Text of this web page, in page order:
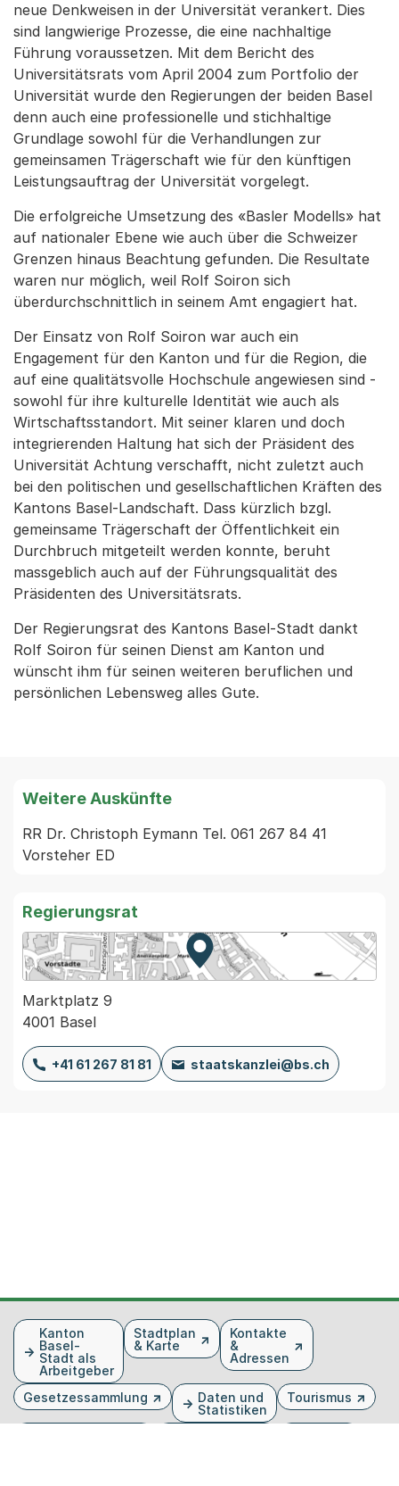
neue Denkweisen in der Universität verankert. Dies
sind langwierige Prozesse, die eine nachhaltige
Führung voraussetzen. Mit dem Bericht des
Universitätsrats vom April 2004 zum Portfolio der
Universität wurde den Regierungen der beiden Basel
denn auch eine professionelle und stichhaltige
Grundlage sowohl für die Verhandlungen zur
gemeinsamen Trägerschaft wie für den künftigen
Leistungsauftrag der Universität vorgelegt.
Die erfolgreiche Umsetzung des «Basler Modells» hat
auf nationaler Ebene wie auch über die Schweizer
Grenzen hinaus Beachtung gefunden. Die Resultate
waren nur möglich, weil Rolf Soiron sich
überdurchschnittlich in seinem Amt engagiert hat.
Der Einsatz von Rolf Soiron war auch ein
Engagement für den Kanton und für die Region, die
auf eine qualitätsvolle Hochschule angewiesen sind -
sowohl für ihre kulturelle Identität wie auch als
Wirtschaftsstandort. Mit seiner klaren und doch
integrierenden Haltung hat sich der Präsident des
Universität Achtung verschafft, nicht zuletzt auch
bei den politischen und gesellschaftlichen Kräften des
Kantons Basel-Landschaft. Dass kürzlich bzgl.
gemeinsame Trägerschaft der Öffentlichkeit ein
Durchbruch mitgeteilt werden konnte, beruht
massgeblich auch auf der Führungsqualität des
Präsidenten des Universitätsrats.
Der Regierungsrat des Kantons Basel-Stadt dankt
Rolf Soiron für seinen Dienst am Kanton und
wünscht ihm für seinen weiteren beruflichen und
persönlichen Lebensweg alles Gute.
Weitere Auskünfte
RR Dr. Christoph Eymann Tel. 061 267 84 41
Vorsteher ED
Regierungsrat
Zur Karte von MapBS.
Externer Link, wird in einem
Marktplatz 9
4001 Basel
+41 61 267 81 81 staatskanzlei@bs.ch
FusszeileKanton
Basel-
Stadt als
Arbeitgeber
Stadtplan
& Karte
Kontakte
&
Adressen
Gesetzessammlung
Daten und
Statistiken
Tourismus